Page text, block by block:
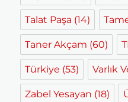
Talat Paşa (14)
Taner Akçam (60)
Türkiye (53) Varlık
Zabel Yesayan (18)